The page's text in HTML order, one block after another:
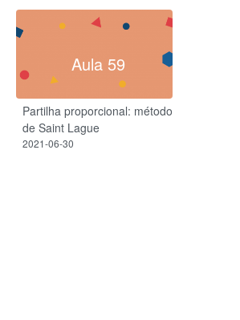
Aula 59
Partilha proporcional: método
de Saint Lague
2021-06-30